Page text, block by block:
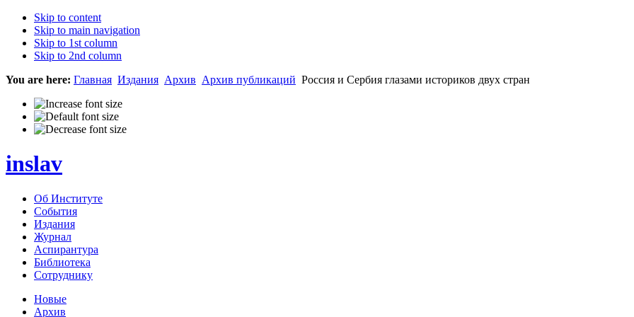
Skip to content
Skip to main navigation
Skip to 1st column
Skip to 2nd column
You are here: Главная Издания Архив Архив публикаций Россия и Сербия глазами историков двух стран
inslav
Об Институте
События
Издания
Журнал
Аспирантура
Библиотека
Сотруднику
Новые
Архив